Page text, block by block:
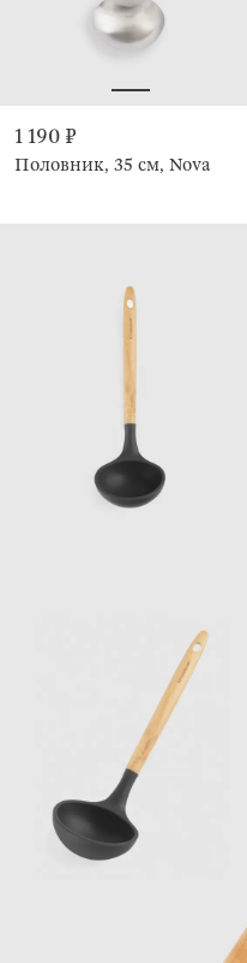
1 190 ₽
Половник, 35 см, Nova